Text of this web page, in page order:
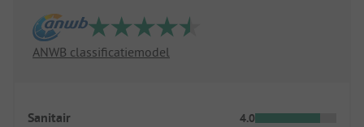
ANWB classificatiemodel
Sanitair 4.0